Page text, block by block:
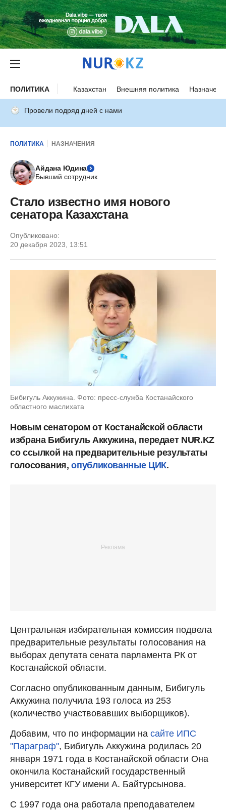
ПОЛИТИКА Казахстан Внешняя политика
Провели подряд дней с нами
ПОЛИТИКА НАЗНАЧЕНИЯ
Айдана Юдина
Бывший сотрудник
Стало известно имя нового
сенатора Казахстана
Опубликовано:
20 декабря 2023, 13:51
Бибигуль Аккужина. Фото: пресс-служба Костанайского
областного маслихата
Новым сенатором от Костанайской области
избрана Бибигуль Аккужина, передает NUR.KZ
со ссылкой на предварительные результаты
голосования,опубликованные ЦИК.
Центральная избирательная комиссия подвела
предварительные результаты голосования на
выборах депутата сената парламента РК от
Костанайской области.
Согласно опубликованным данным, Бибигуль
Аккужина получила 193 голоса из 253
(количество участвовавших выборщиков).
Добавим, что по информации на сайте ИПС
"Параграф", Бибигуль Аккужина родилась 20
января 1971 года в Костанайской области Она
окончила Костанайский государственный
университет КГУ имени А. Байтурсынова.
С 1997 года она работала преподавателем